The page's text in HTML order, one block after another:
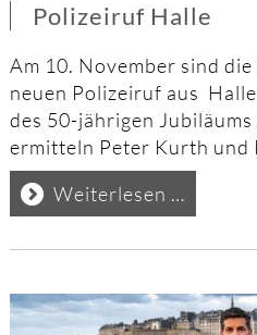
Polizeiruf Halle
Am 10. November sind
neuen Polizeiruf aus
des 50-jährigen
ermitteln Peter Kurth und
Weiterlesen …
Halle